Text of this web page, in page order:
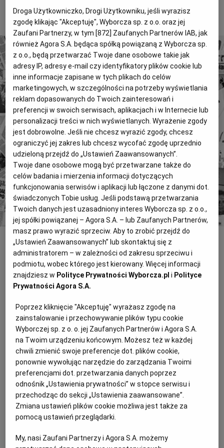
Magazyny Wyborcza Classic
Wyborcza.biz Wysokie Obcasy
BIQdata Jutronauci
Archiwum Inne serwisy
To tylko fragment artykułu. Aby czytać dalej, kup dostęp
poniżej.
4 miliony tekstów od 1989 roku.
Zyskaj dostęp do archiwalnych treści "Gazety
Wyborczej".
Znajdź historie, których szukasz.
Kup dostęp
Zaloguj się
INNE
DOBRA STRONA KAMIONKI WIELKIEJ
Okazało się, że studenci informatyki, którzy w większości już
pracują, skłonni są poświęcić część wakacji na uczenie
Rzeżuchowski, inicjator akcji "Zielona Informatyka".
nie zadepczemy się
Dziś już nikt nie myśli, że nie zmieścimy się na globie i
zadepczemy się wzajemnie. Demografowie zajmują się teraz
przede wszystkim opisywaniem i przewidywaniem procesu
starzenia się ludności. To będzie jeden z najważniejszych
problemów społecznych w tym stuleciu - najnowsze
przewidywania demografów komentuje prof. Jerzy Z. Holzer *
Każdy człowiek ma prawo do prawdy
Amerykańscy naukowcy odkryli, że w przypadku jednego typu
białaczki można przewidzieć, kto z chorych umrze mimo terapii, a
Droga Użytkowniczko, Drogi Użytkowniku, jeśli wyrazisz
zgodę klikając "Akceptuję", Wyborcza sp. z o.o. oraz jej
Zaufani Partnerzy, w tym [872] Zaufanych Partnerów IAB, jak
również Agora S.A. będąca spółką powiązaną z Wyborcza sp.
z o.o., będą przetwarzać Twoje dane osobowe takie jak
adresy IP, adresy e-mail czy identyfikatory plików cookie lub
inne informacje zapisane w tych plikach do celów
marketingowych, w szczególności na potrzeby wyświetlania
reklam dopasowanych do Twoich zainteresowań i
preferencji w swoich serwisach, aplikacjach i w Internecie lub
personalizacji treści w nich wyświetlanych. Wyrażenie zgody
jest dobrowolne. Jeśli nie chcesz wyrazić zgody, chcesz
ograniczyć jej zakres lub chcesz wycofać zgodę uprzednio
udzieloną przejdź do „Ustawień Zaawansowanych”.
Twoje dane osobowe mogą być przetwarzane także do
celów badania i mierzenia informacji dotyczących
funkcjonowania serwisów i aplikacji lub łączone z danymi dot.
świadczonych Tobie usług. Jeśli podstawą przetwarzania
Twoich danych jest uzasadniony interes Wyborcza sp. z o.o.,
jej spółki powiązanej – Agora S.A. – lub Zaufanych Partnerów,
masz prawo wyrazić sprzeciw. Aby to zrobić przejdź do
„Ustawień Zaawansowanych” lub skontaktuj się z
administratorem – w zależności od zakresu sprzeciwu i
podmiotu, wobec którego jest kierowany. Więcej informacji
znajdziesz w Polityce Prywatności Wyborcza.pl i Polityce
Prywatności Agora S.A.
Poprzez kliknięcie "Akceptuję" wyrażasz zgodę na
zainstalowanie i przechowywanie plików typu cookie
Wyborczej sp. z o. o. jej Zaufanych Partnerów i Agora S.A.
na Twoim urządzeniu końcowym. Możesz też w każdej
chwili zmienić swoje preferencje dot. plików cookie,
ponownie wywołując narzędzie do zarządzania Twoimi
preferencjami dot. przetwarzania danych poprzez
odnośnik „Ustawienia prywatności” w stopce serwisu i
przechodząc do sekcji „Ustawienia zaawansowane”.
Zmiana ustawień plików cookie możliwa jest także za
pomocą ustawień przeglądarki.
My, nasi Zaufani Partnerzy i Agora S.A. możemy